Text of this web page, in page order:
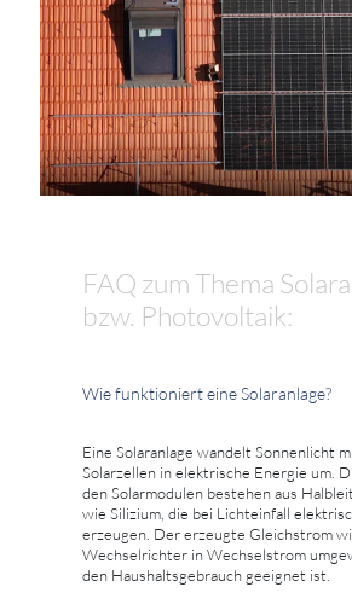
FAQ zum Thema
bzw. Photovoltaik:
Wie funktioniert eine Solaranlage?
Eine Solaranlage wandelt Sonnenlicht
Solarzellen in elektrische Energie um.
den Solarmodulen bestehen aus
wie Silizium, die bei Lichteinfall
erzeugen. Der erzeugte Gleichstrom
Wechselrichter in Wechselstrom
den Haushaltsgebrauch geeignet ist.